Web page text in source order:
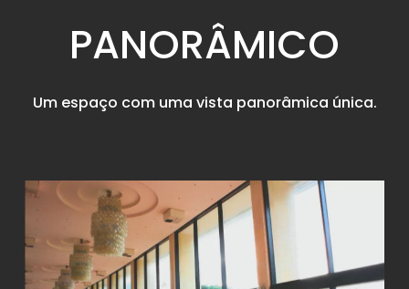
PANORÂMICO
Um espaço com uma vista panorâmica única.